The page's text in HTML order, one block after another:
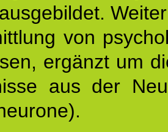
ausgebildet.
von
ergänzt um
aus der